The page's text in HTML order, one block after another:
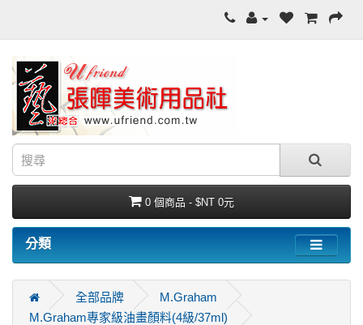
0 個商品 - $NT 0元
分類
全部品牌
M.Graham
M.Graham專家級油畫顏料(4級/37ml)